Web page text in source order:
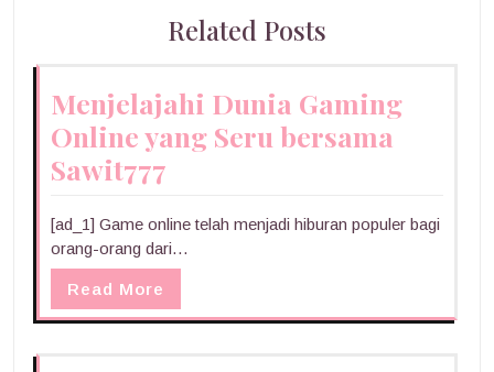
Related Posts
Menjelajahi Dunia Gaming
Online yang Seru bersama
Sawit777
[ad_1] Game online telah menjadi hiburan populer bagi
orang-orang dari…
Read More